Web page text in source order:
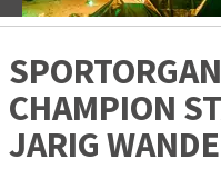
CHAMPION
JARIG